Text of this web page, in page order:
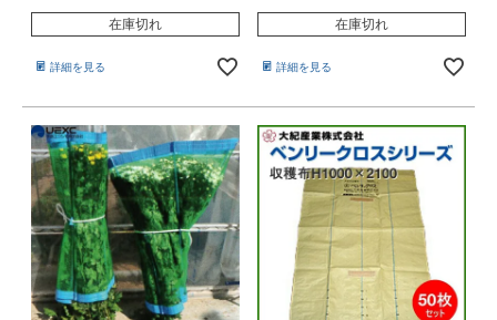
在庫切れ
詳細を見る
在庫切れ
詳細を見る